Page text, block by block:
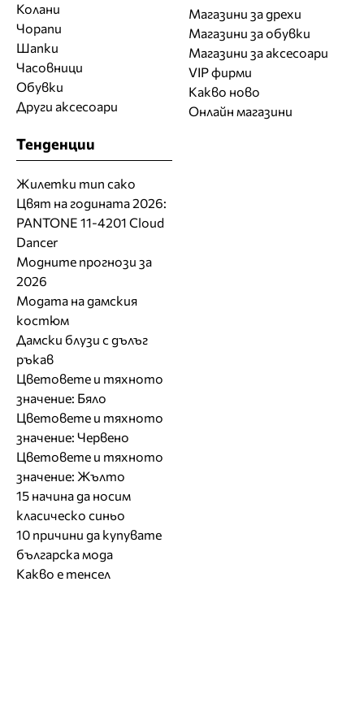
Колани
Чорапи
Шапки
Часовници
Обувки
Други аксесоари
Магазини за дрехи
Магазини за обувки
Магазини за aксесоари
VIP фирми
Какво ново
Онлайн магазини
Тенденции
Жилетки тип сако
Цвят на годината 2026:
PANTONE 11-4201 Cloud
Dancer
Модните прогнози за
2026
Модата на дамския
костюм
Дамски блузи с дълъг
ръкав
Цветовете и тяхното
значение: Бяло
Цветовете и тяхното
значение: Червено
Цветовете и тяхното
значение: Жълто
15 начина да носим
класическо синьо
10 причини да купувате
българска мода
Какво е тенсел